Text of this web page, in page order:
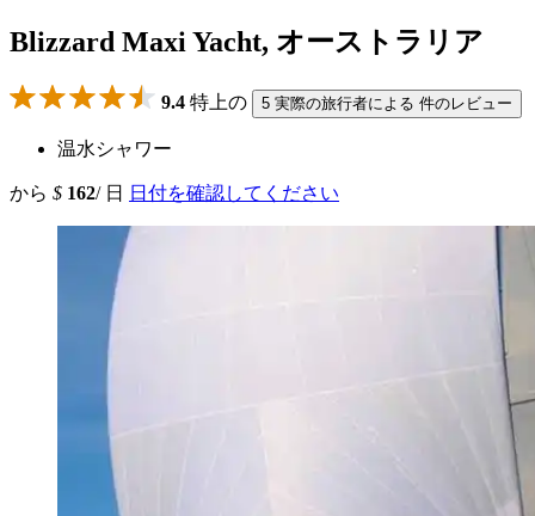
Blizzard Maxi Yacht, オーストラリア
9.4 特上の 5 実際の旅行者による 件のレビュー
温水シャワー
から $ 162/ 日 日付を確認してください